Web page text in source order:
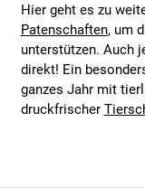
Hier geht es zu
Patenschaften, um
unterstützen. Auch
direkt! Ein
ganzes Jahr mit
druckfrischer